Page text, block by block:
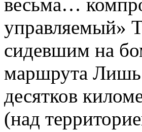
весьма…
управляемый»
сидевшим на
маршрута Лишь
десятков
(над